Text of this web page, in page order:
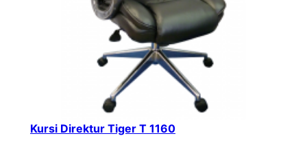
Kursi Direktur Tiger T 1160